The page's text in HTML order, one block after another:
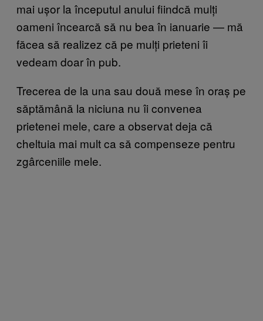
mai ușor la începutul anului fiindcă mulți
oameni încearcă să nu bea în ianuarie — mă
făcea să realizez că pe mulți prieteni îi
vedeam doar în pub.
Trecerea de la una sau două mese în oraș pe
săptămână la niciuna nu îi convenea
prietenei mele, care a observat deja că
cheltuia mai mult ca să compenseze pentru
zgârceniile mele.